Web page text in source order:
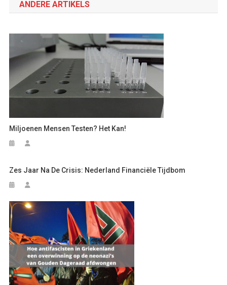
ANDERE ARTIKELS
Miljoenen Mensen Testen? Het Kan!
Zes Jaar Na De Crisis: Nederland Financiële Tijdbom